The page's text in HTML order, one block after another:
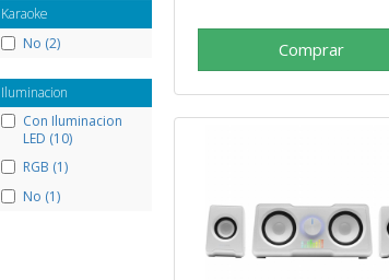
Karaoke
No (2)
Iluminacion
Con Iluminacion
LED (10)
RGB (1)
No (1)
Comprar